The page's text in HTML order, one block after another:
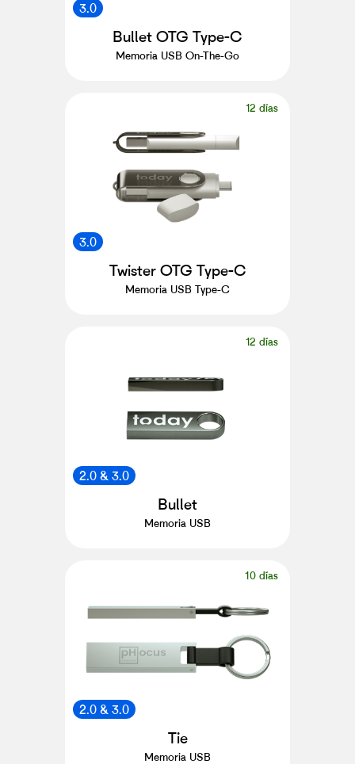
3.0
Bullet OTG Type-C
Memoria USB On-The-Go
12 días
3.0
Twister OTG Type-C
Memoria USB Type-C
12 días
2.0 & 3.0
Bullet
Memoria USB
10 días
2.0 & 3.0
Tie
Memoria USB